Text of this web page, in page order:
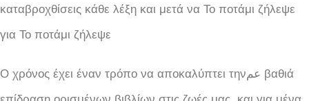
καταβροχθίσεις κάθε λέξη και μετά να Το ποτάμι ζήλεψε
για Το ποτάμι ζήλεψε
Ο χρόνος έχει έναν τρόπο να αποκαλύπτει τηνعم βαθιά